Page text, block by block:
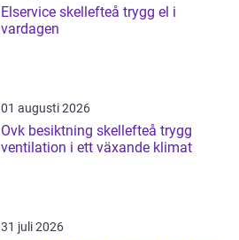
Elservice skellefteå trygg el i
vardagen
01 augusti 2026
Ovk besiktning skellefteå trygg
ventilation i ett växande klimat
31 juli 2026